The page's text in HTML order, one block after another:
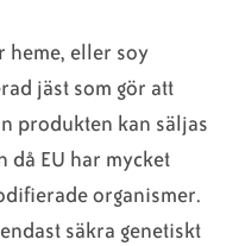
heme, eller soy
jäst som gör att
produkten kan säljas
då EU har mycket
organismer.
säkra genetiskt